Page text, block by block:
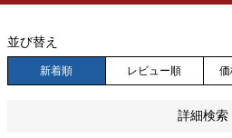
並び替え
新着順 レビュー順
詳細検索
並び順
優先度順